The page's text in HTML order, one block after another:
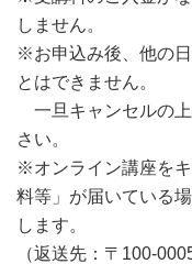
しません。
※お申込み後、他の
とはできません。
一旦キャンセルの
さい。
※オンライン講座を
料等」が届いている
します。
（返送先：〒100-